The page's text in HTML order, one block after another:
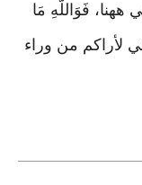
فَوَاللَّهِ مَا
لأراكم من وراء